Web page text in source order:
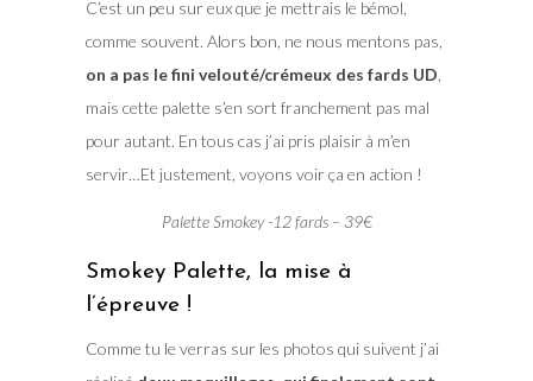
C’est un peu sur eux que je mettrais le bémol,
comme souvent. Alors bon, ne nous mentons pas,
on a pas le fini velouté/crémeux des fards UD
mais cette palette s’en sort franchement pas mal
pour autant. En tous cas j’ai pris plaisir à m’en
servir…Et justement, voyons voir ça en action !
Palette Smokey -12 fards – 39€
Smokey Palette, la mise à
l’épreuve !
Comme tu le verras sur les photos qui suivent j’ai